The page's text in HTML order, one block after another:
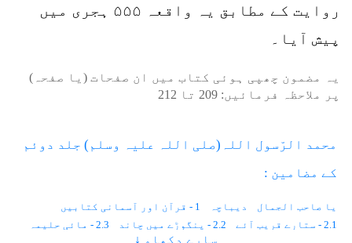
روایت کے مطابق یہ واقعہ ۵۵۵ ہجری میں
پیش آیا۔
یہ مضمون چھپی ہوئی کتاب میں ان صفحات (یا صفحہ)
پر ملاحظہ فرمائیں: 209 تا 212
محمد الرّسول اللہ(صلی اللہ علیہ وسلم) جلد دوئم
کے مضامین :
یا صاحب الجمال دیباچہ
1 - قرآن اور آسمانی کتابیں
2.1 - ستارے قریب آئے
2.2 - پنگوڑے میں چاند
2.3 - مائی حلیمہ
سارے دکھاو ↓